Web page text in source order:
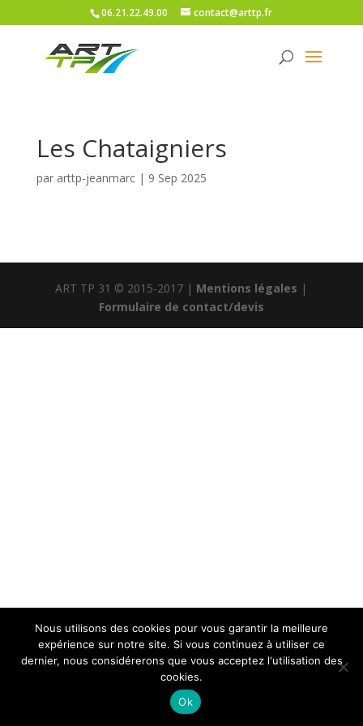
06.21.22.49.00 contact@arttp.fr
Les Chataigniers
par arttp-jeanmarc| 9 Sep 2025
ART TP 31 © 2015-2017 | Mentions légales |
Formulaire de contact/devis
Nous utilisons des cookies pour vous garantir la meilleure
expérience sur notre site. Si vous continuez à utiliser ce
dernier, nous considérerons que vous acceptez l'utilisation des
cookies.
Ok